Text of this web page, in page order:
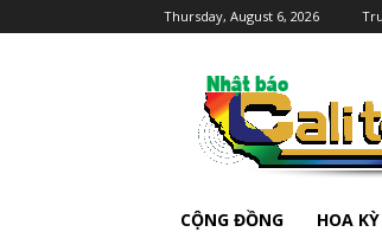
Thursday, August 6, 2026
CỘNG ĐỒNG HOA KỲ